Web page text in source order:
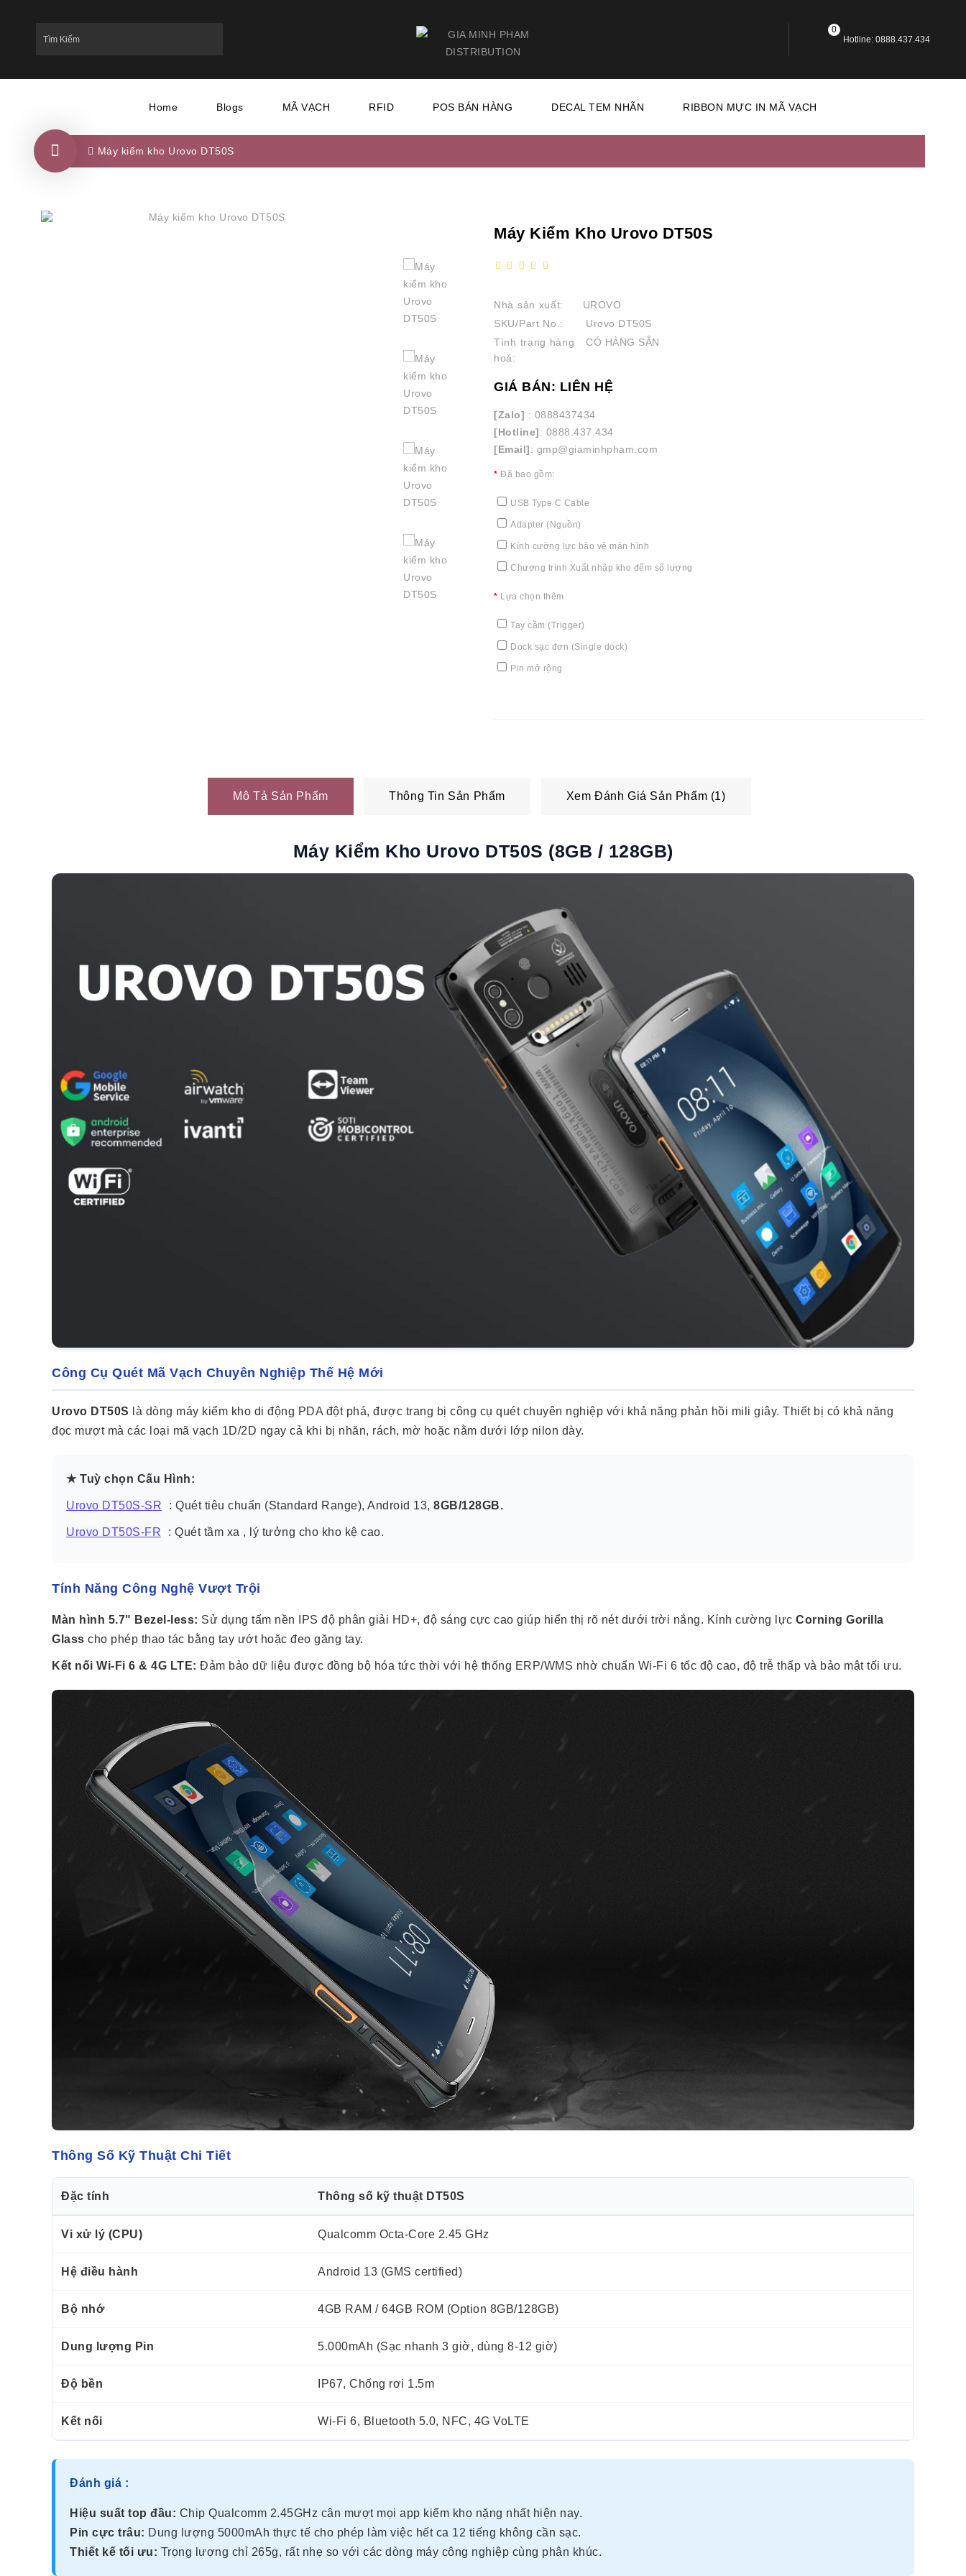
Hotline: 0888.437.434
0
Home Blogs MÃ VẠCH RFID POS BÁN HÀNG DECAL TEM NHÃN RIBBON MỰC IN MÃ VẠCH
Máy kiểm kho Urovo DT50S
Máy Kiểm Kho Urovo DT50S
Nhà sản xuất:
UROVO
SKU/Part No.:
Urovo DT50S
Tình trạng hàng
hoá:
CÓ HÀNG SẴN
GIÁ BÁN: LIÊN HỆ
[Zalo] : 0888437434
[Hotline]: 0888.437.434
[Email]: gmp@giaminhpham.com
Đã bao gồm:
USB Type C Cable
Adapter (Nguồn)
Kính cường lực bảo vệ màn hình
Chương trình Xuất nhập kho đếm số lượng
Lựa chọn thêm
Tay cầm (Trigger)
Dock sạc đơn (Single dock)
Pin mở rộng
Mô Tả Sản Phẩm Thông Tin Sản Phẩm Xem Đánh Giá Sản Phẩm (1)
Máy Kiểm Kho Urovo DT50S (8GB / 128GB)
Công Cụ Quét Mã Vạch Chuyên Nghiệp Thế Hệ Mới
Urovo DT50S là dòng máy kiểm kho di động PDA đột phá, được trang bị công cụ quét chuyên nghiệp với khả năng phản hồi mili giây. Thiết bị có khả năng
đọc mượt mà các loại mã vạch 1D/2D ngay cả khi bị nhăn, rách, mờ hoặc nằm dưới lớp nilon dày.
★ Tuỳ chọn Cấu Hình:
Urovo DT50S-SR : Quét tiêu chuẩn (Standard Range), Android 13, 8GB/128GB.
Urovo DT50S-FR : Quét tầm xa , lý tưởng cho kho kệ cao.
Tính Năng Công Nghệ Vượt Trội
Màn hình 5.7" Bezel-less: Sử dụng tấm nền IPS độ phân giải HD+, độ sáng cực cao giúp hiển thị rõ nét dưới trời nắng. Kính cường lực Corning Gorilla
Glass cho phép thao tác bằng tay ướt hoặc đeo găng tay.
Kết nối Wi-Fi 6 & 4G LTE: Đảm bảo dữ liệu được đồng bộ hóa tức thời với hệ thống ERP/WMS nhờ chuẩn Wi-Fi 6 tốc độ cao, độ trễ thấp và bảo mật tối ưu.
Thông Số Kỹ Thuật Chi Tiết
Đặc tính Thông số kỹ thuật DT50S
Vi xử lý (CPU) Qualcomm Octa-Core 2.45 GHz
Hệ điều hành Android 13 (GMS certified)
Bộ nhớ 4GB RAM / 64GB ROM (Option 8GB/128GB)
Dung lượng Pin 5.000mAh (Sạc nhanh 3 giờ, dùng 8-12 giờ)
Độ bền IP67, Chống rơi 1.5m
Kết nối Wi-Fi 6, Bluetooth 5.0, NFC, 4G VoLTE
Đánh giá :
Hiệu suất top đầu: Chip Qualcomm 2.45GHz cân mượt mọi app kiểm kho nặng nhất hiện nay.
Pin cực trâu: Dung lượng 5000mAh thực tế cho phép làm việc hết ca 12 tiếng không cần sạc.
Thiết kế tối ưu: Trọng lượng chỉ 265g, rất nhẹ so với các dòng máy công nghiệp cùng phân khúc.